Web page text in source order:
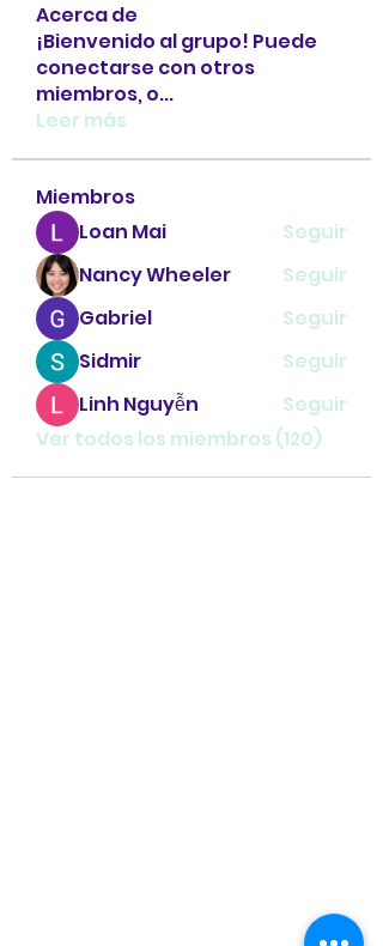
Acerca de
¡Bienvenido al grupo! Puede
conectarse con otros
miembros, o...
Leer más
Miembros
Loan Mai
Seguir
Nancy Wheeler
Seguir
Gabriel
Seguir
Sidmir
Seguir
Linh Nguyễn
Seguir
Ver todos los miembros (120)